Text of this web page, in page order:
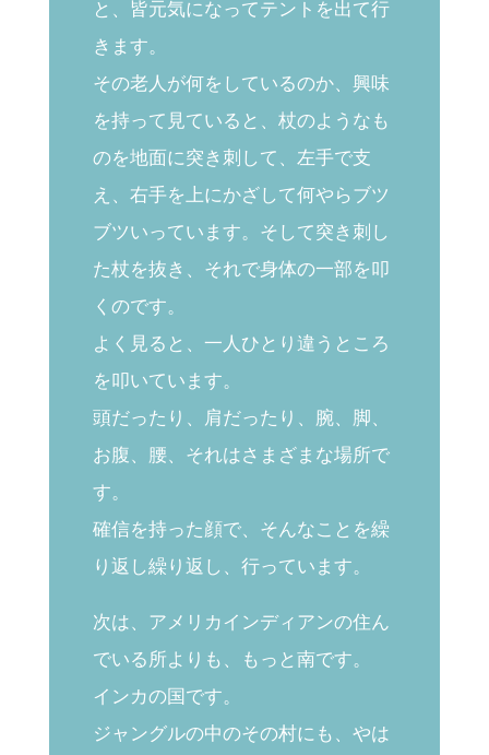
と、皆元気になってテントを出て行
きます。
その老人が何をしているのか、興味
を持って見ていると、杖のようなも
のを地面に突き刺して、左手で支
え、右手を上にかざして何やらブツ
ブツいっています。そして突き刺し
た杖を抜き、それで身体の一部を叩
くのです。
よく見ると、一人ひとり違うところ
を叩いています。
頭だったり、肩だったり、腕、脚、
お腹、腰、それはさまざまな場所で
す。
確信を持った顔で、そんなことを繰
り返し繰り返し、行っています。
次は、アメリカインディアンの住ん
でいる所よりも、もっと南です。
インカの国です。
ジャングルの中のその村にも、やは